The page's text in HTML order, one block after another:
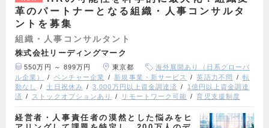
革のパートナーとなる組織・人事コンサルタ
ントを募集
組織・人事コンサルタント
株式会社リーディングマーク
550万円 ～ 899万円 東京都
海外展開あり（日系グローバ
ル企業）
ベンチャー企業 新規事業・新サービス 英語力不問
転
勤なし
土日祝休み 3,000万円以上資金調達済
1億円以上資金調達
済
ストックオプションあり リモートワーク可能 育児支援制度
経営者・人事責任者の漠然とした悩みをヒ